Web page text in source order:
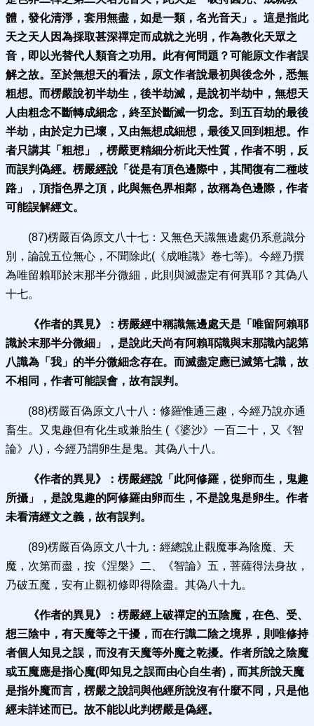
體，發化清淨，套用無盡，如是一類，名光音天」。 這是指此
天之天人因為採取甚深禪定而成就之光明，作為教化天眾之
音，即以光替代人類音之功用。此有何問題？可能原文作者誤
解之故。至於無想天的看法，原文作者說最初與後念外，悉無
粗想。而楞嚴說初半劫生，後半劫滅，是說初半劫中，無想天
人由粗念不斷轉成細念，終至於斷滅一切念。到五百劫的最後
半劫，由於定力已壞，又由無想成細想，最後又回到粗想。作
者只講其「粗想」，楞嚴更精細分析此天性質，作者不明，反
而誤判偽經。楞嚴經說「從是有頂色邊際中，其間復有二種歧
路」，頂指色界之頂，此與無色界相鄰，故稱為色邊際， 作者
可能誤解經文。
(87)楞嚴百偽原文八十七：又無色天識無邊處仍系意識分
別，論說五位無心，不聞除此(《成唯識》卷七等)。今經乃撰
為唯留賴耶於末那半分微細，此則與滅盡定有何異耶？其偽八
十七。
《作者的異見》： 楞嚴經中稱識無邊處天是「唯留阿賴耶
識於末那半分微細」，是說此天尚有阿賴耶識與末那識內認第
八識為「我」的半分微細念存在。而滅盡定應已滅第七識，故
不相同，作者可能誤會，故有誤判。
(88)楞嚴百偽原文八十八：修羅惟通三趣，今經乃說亦通
畜生。又鬼趣但有化生或兼胎生 (《婆沙》一百二十，又《智
論》八)，今經乃謂卵生是鬼。其偽八十八。
《作者的異見》： 楞嚴經說「此阿修羅，從卵而生，鬼趣
所攝」，是說鬼趣的阿修羅由卵而生，不是說鬼是卵生。作者
未看清經文之義，故有誤判。
(89)楞嚴百偽原文八十九：經總說止觀魔事為陰魔、天
魔，次第而盡，按《涅槃》二、《智論》五，菩薩得法身故，
乃破五魔，安有止觀初修即得陰盡。其偽八十九。
《作者的異見》： 楞嚴經上破禪定的五陰魔，在色、 受、
想三陰中，有天魔等之干擾，而在行識二陰之境界，則唯修持
者個人知見之誤，而沒有天魔等外魔之乾擾。作者所說之陰魔
或五魔應是指心魔(即知見之誤而由心自生者)，而其所說天魔
是指外魔而言，楞嚴之說詞與他經所說沒有什麼不同，只是他
經未詳述而已。故不能以此判楞嚴是偽經。